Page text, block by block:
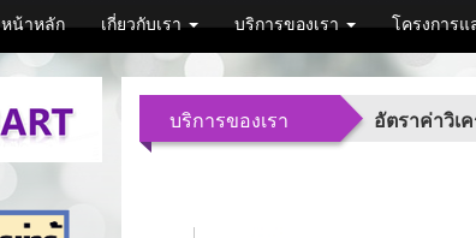
หน้าหลัก เกี่ยวกับเรา บริการของเรา โครงการ
บริการของเรา อัตราค่าวิเ